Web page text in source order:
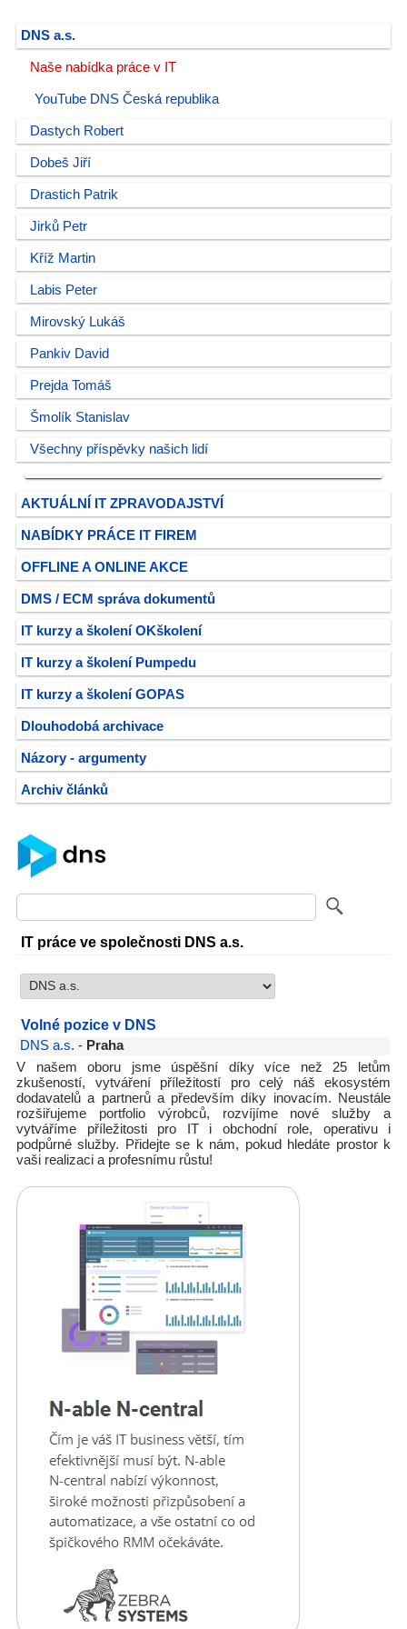
DNS a.s.
Naše nabídka práce v IT
YouTube DNS Česká republika
Dastych Robert
Dobeš Jiří
Drastich Patrik
Jirků Petr
Kříž Martin
Labis Peter
Mirovský Lukáš
Pankiv David
Prejda Tomáš
Šmolík Stanislav
Všechny příspěvky našich lidí
AKTUÁLNÍ IT ZPRAVODAJSTVÍ
NABÍDKY PRÁCE IT FIREM
OFFLINE A ONLINE AKCE
DMS / ECM správa dokumentů
IT kurzy a školení OKškolení
IT kurzy a školení Pumpedu
IT kurzy a školení GOPAS
Dlouhodobá archivace
Názory - argumenty
Archiv článků
IT práce ve společnosti DNS a.s.
Volné pozice v DNS
DNS a.s. - Praha
V našem oboru jsme úspěšní díky více než 25 letům
zkušeností, vytváření příležitostí pro celý náš ekosystém
dodavatelů a partnerů a především díky inovacím. Neustále
rozšiřujeme portfolio výrobců, rozvíjíme nové služby a
vytváříme příležitosti pro IT i obchodní role, operativu i
podpůrné služby. Přidejte se k nám, pokud hledáte prostor k
vaši realizaci a profesnímu růstu!